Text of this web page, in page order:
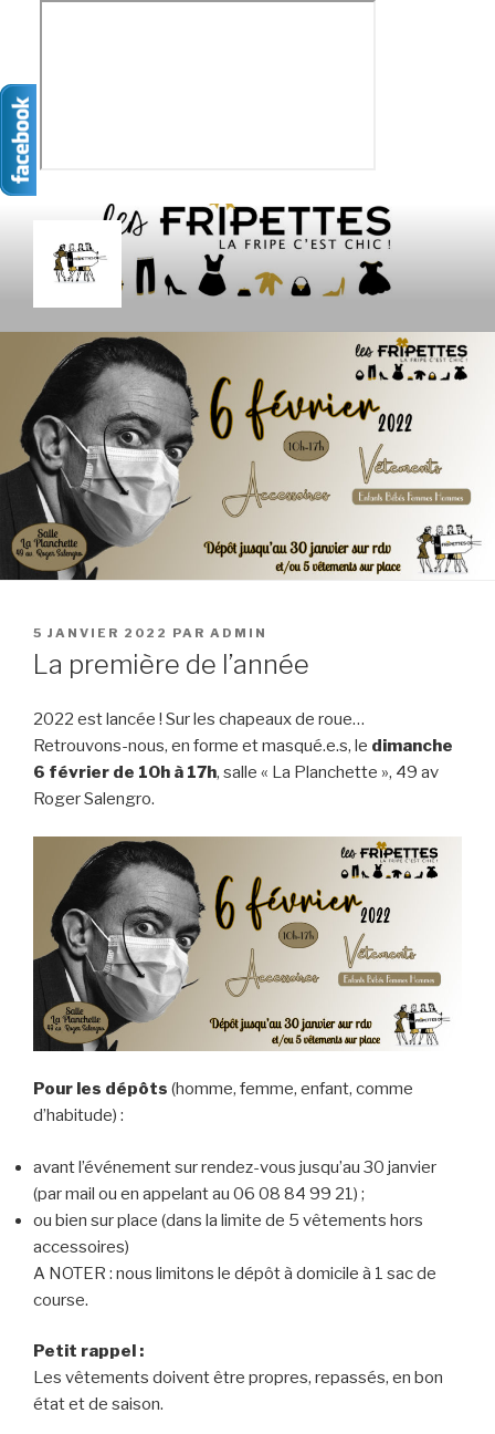
contenu
LES FRIPETTES
PUBLIÉ
LE
5 JANVIER 2022 PAR ADMIN
La première de l’année
2022 est lancée ! Sur les chapeaux de roue…
Retrouvons-nous, en forme et masqué.e.s, le dimanche
6 février de 10h à 17h, salle « La Planchette », 49 av
Roger Salengro.
Pour les dépôts (homme, femme, enfant, comme
d’habitude) :
avant l’événement sur rendez-vous jusqu’au 30 janvier
(par mail ou en appelant au ‭06 08 84 99 21‬) ;
ou bien sur place (dans la limite de 5 vêtements hors
accessoires)
A NOTER : nous limitons le dépôt à domicile à 1 sac de
course.
Petit rappel :
Les vêtements doivent être propres, repassés, en bon
état et de saison.